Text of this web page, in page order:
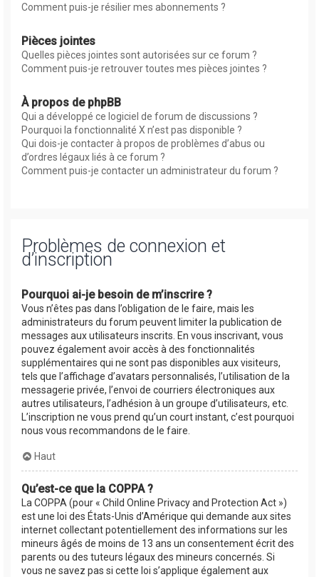
Comment puis-je résilier mes abonnements ?
Pièces jointes
Quelles pièces jointes sont autorisées sur ce forum ?
Comment puis-je retrouver toutes mes pièces jointes ?
À propos de phpBB
Qui a développé ce logiciel de forum de discussions ?
Pourquoi la fonctionnalité X n’est pas disponible ?
Qui dois-je contacter à propos de problèmes d’abus ou
d’ordres légaux liés à ce forum ?
Comment puis-je contacter un administrateur du forum ?
Problèmes de connexion et
d’inscription
Pourquoi ai-je besoin de m’inscrire ?
Vous n’êtes pas dans l’obligation de le faire, mais les
administrateurs du forum peuvent limiter la publication de
messages aux utilisateurs inscrits. En vous inscrivant, vous
pouvez également avoir accès à des fonctionnalités
supplémentaires qui ne sont pas disponibles aux visiteurs,
tels que l’affichage d’avatars personnalisés, l’utilisation de la
messagerie privée, l’envoi de courriers électroniques aux
autres utilisateurs, l’adhésion à un groupe d’utilisateurs, etc.
L’inscription ne vous prend qu’un court instant, c’est pourquoi
nous vous recommandons de le faire.
Haut
Qu’est-ce que la COPPA ?
La COPPA (pour « Child Online Privacy and Protection Act »)
est une loi des États-Unis d’Amérique qui demande aux sites
internet collectant potentiellement des informations sur les
mineurs âgés de moins de 13 ans un consentement écrit des
parents ou des tuteurs légaux des mineurs concernés. Si
vous ne savez pas si cette loi s’applique également aux